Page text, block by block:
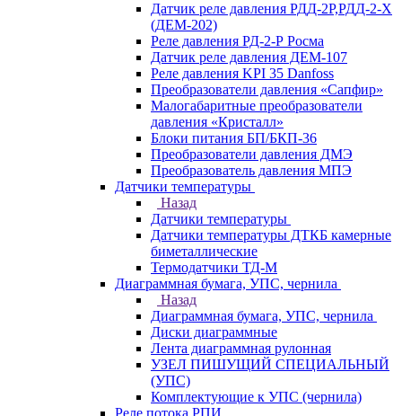
Датчик реле давления РДД-2Р,РДД-2-Х
(ДЕМ-202)
Реле давления РД-2-Р Росма
Датчик реле давления ДЕМ-107
Реле давления KPI 35 Danfoss
Преобразователи давления «Сапфир»
Малогабаритные преобразователи
давления «Кристалл»
Блоки питания БП/БКП-36
Преобразователи давления ДМЭ
Преобразователь давления МПЭ
Датчики температуры
Назад
Датчики температуры
Датчики температуры ДТКБ камерные
биметаллические
Термодатчики ТД-М
Диаграммная бумага, УПС, чернила
Назад
Диаграммная бумага, УПС, чернила
Диски диаграммные
Лента диаграммная рулонная
УЗЕЛ ПИШУЩИЙ СПЕЦИАЛЬНЫЙ
(УПС)
Комплектующие к УПС (чернила)
Реле потока РПИ